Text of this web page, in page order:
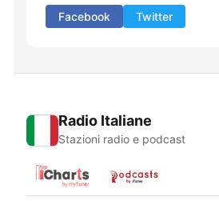
Facebook Twitter
Radio Italiane
Stazioni radio e podcast